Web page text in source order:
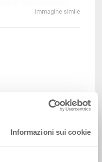
Informazioni sui cookie
immagine simile